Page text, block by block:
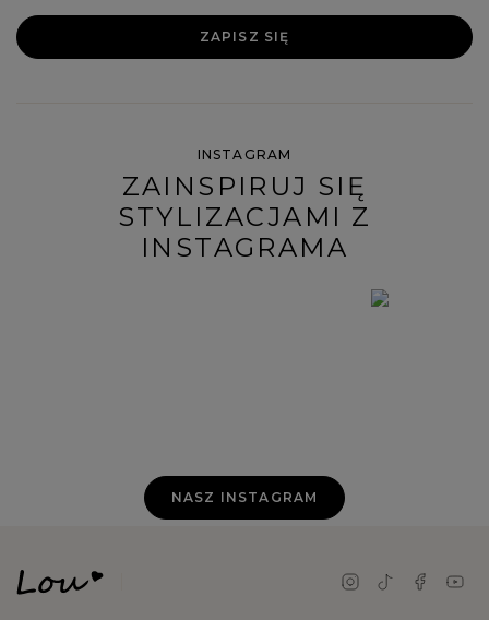
ZAPISZ SIĘ
INSTAGRAM
ZAINSPIRUJ SIĘ
STYLIZACJAMI Z
INSTAGRAMA
NASZ INSTAGRAM